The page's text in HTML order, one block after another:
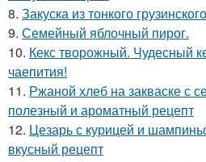
8. Закуска из тонкого
9. Семейный яблочный пирог.
10. Кекс творожный. Чудесный
чаепития!
11. Ржаной хлеб на закваске с
полезный и ароматный рецепт
12. Цезарь с курицей и
вкусный рецепт